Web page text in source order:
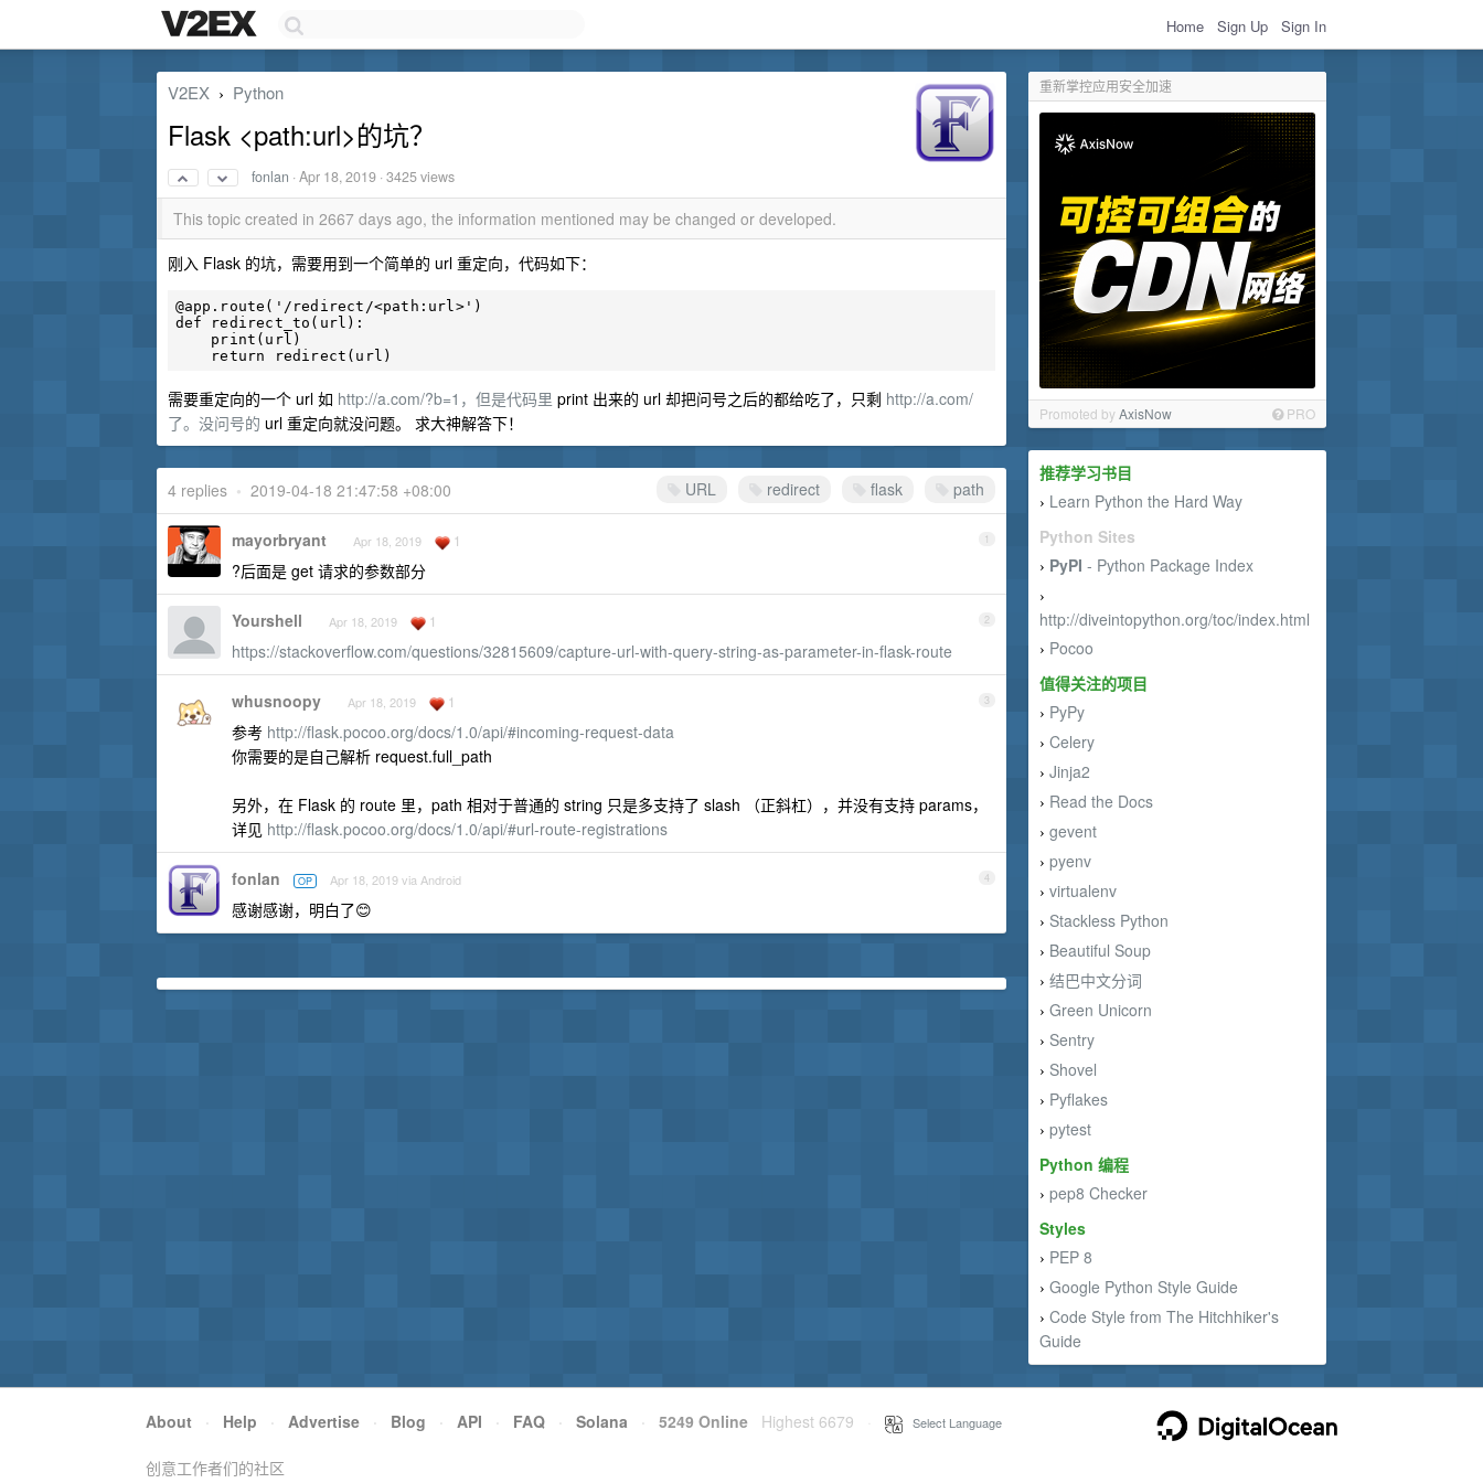
Home Sign Up Sign In
重新掌控应用安全加速
Promoted byAxisNow PRO
推荐学习书目
› Learn Python the Hard Way
Python Sites
› PyPI - Python Package Index
›
http://diveintopython.org/toc/index.html
› Pocoo
值得关注的项目
› PyPy
› Celery
› Jinja2
› Read the Docs
› gevent
› pyenv
› virtualenv
› Stackless Python
› Beautiful Soup
› 结巴中文分词
› Green Unicorn
› Sentry
› Shovel
› Pyflakes
› pytest
Python 编程
› pep8 Checker
Styles
› PEP 8
› Google Python Style Guide
› Code Style from The Hitchhiker's
Guide
V2EX › Python
Flask <path:url>的坑？
fonlan ·Apr 18, 2019 · 3425 views
This topic created in 2667 days ago, the information mentioned may be changed or developed.
刚入 Flask 的坑，需要用到一个简单的 url 重定向，代码如下：
@app.route('/redirect/<path:url>')
def redirect_to(url):
需要重定向的一个 url 如 http://a.com/?b=1，但是代码里 print 出来的 url 却把问号之后的都给吃了，只剩 http://a.com/
了。没问号的 url 重定向就没问题。 求大神解答下！
URL redirect flask path
4 replies • 2019-04-18 21:47:58 +08:00
1
mayorbryant Apr 18, 2019 1
?后面是 get 请求的参数部分
2
Yourshell Apr 18, 2019 1
https://stackoverflow.com/questions/32815609/capture-url-with-query-string-as-parameter-in-flask-route
3
whusnoopy Apr 18, 2019 1
参考 http://flask.pocoo.org/docs/1.0/api/#incoming-request-data
你需要的是自己解析 request.full_path
另外，在 Flask 的 route 里，path 相对于普通的 string 只是多支持了 slash （正斜杠），并没有支持 params，
详见 http://flask.pocoo.org/docs/1.0/api/#url-route-registrations
4
fonlan OP Apr 18, 2019 via Android
感谢感谢，明白了😊
About · Help · Advertise · Blog · API · FAQ · Solana · 5249 Online Highest 6679 Select Language
创意工作者们的社区